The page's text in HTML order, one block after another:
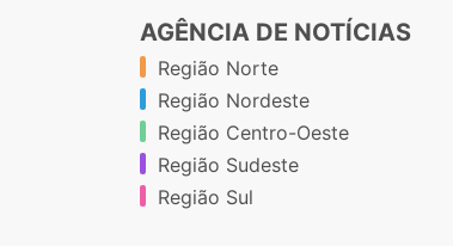
AGÊNCIA DE NOTÍCIAS
Região Norte
Região Nordeste
Região Centro-Oeste
Região Sudeste
Região Sul